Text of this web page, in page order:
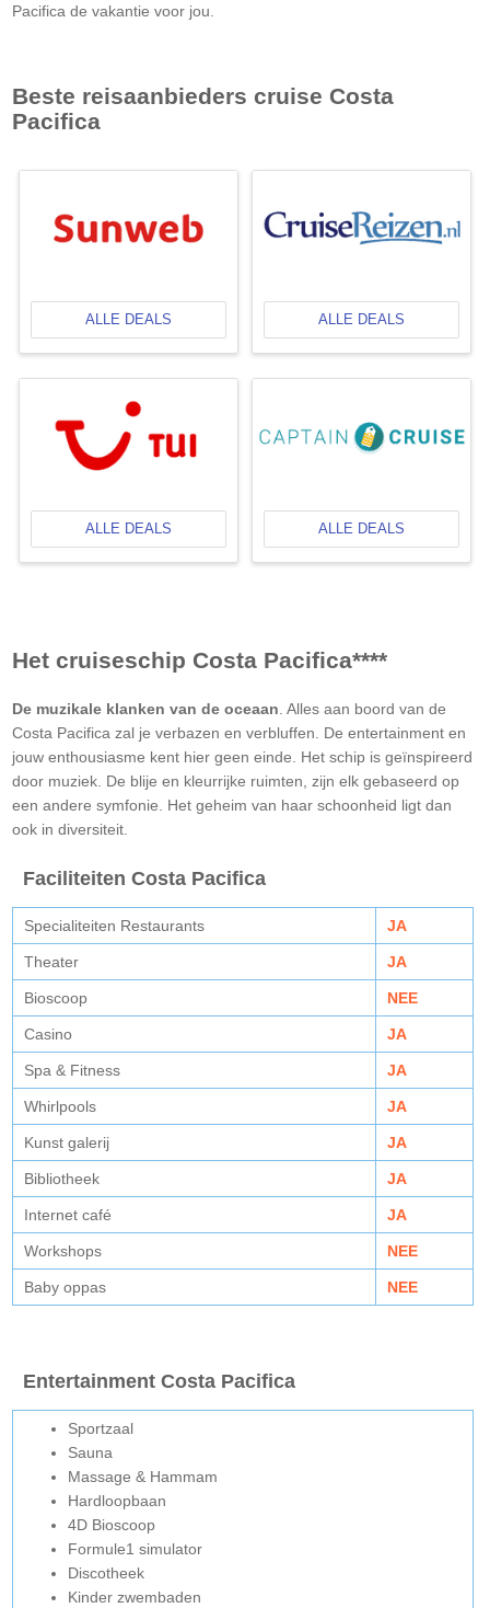
Pacifica de vakantie voor jou.
Beste reisaanbieders cruise Costa
Pacifica
ALLE DEALS ALLE DEALS
ALLE DEALS ALLE DEALS
Het cruiseschip Costa Pacifica****
De muzikale klanken van de oceaan . Alles aan boord van de
Costa Pacifica zal je verbazen en verbluffen. De entertainment en
jouw enthousiasme kent hier geen einde. Het schip is geïnspireerd
door muziek. De blije en kleurrijke ruimten, zijn elk gebaseerd op
een andere symfonie. Het geheim van haar schoonheid ligt dan
ook in diversiteit.
Faciliteiten Costa Pacifica
Specialiteiten Restaurants JA
Theater JA
Bioscoop NEE
Casino JA
Spa & Fitness JA
Whirlpools JA
Kunst galerij JA
Bibliotheek JA
Internet café JA
Workshops NEE
Baby oppas NEE
Entertainment Costa Pacifica
Sportzaal
Sauna
Massage & Hammam
Hardloopbaan
4D Bioscoop
Formule1 simulator
Discotheek
Kinder zwembaden